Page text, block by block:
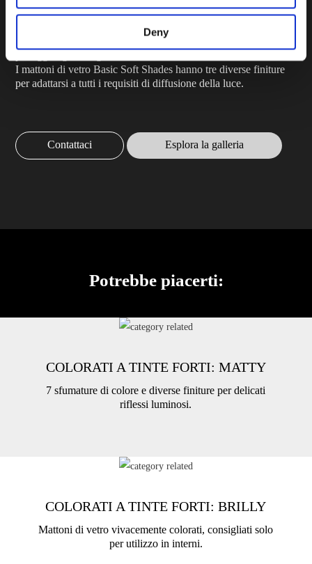
Deny
Una selezione di 6 delicate tinte di colore: Azur, Rosa, Verde,
Grigio, Marrone e Turchese in un disegno ondulato, progettato
I mattoni di vetro Basic Soft Shades hanno tre diverse finiture
per adattarsi a tutti i requisiti di diffusione della luce.
Contattaci Esplora la galleria
Potrebbe piacerti:
COLORATI A TINTE FORTI: MATTY
7 sfumature di colore e diverse finiture per delicati
riflessi luminosi.
COLORATI A TINTE FORTI: BRILLY
Mattoni di vetro vivacemente colorati, consigliati solo
per utilizzo in interni.